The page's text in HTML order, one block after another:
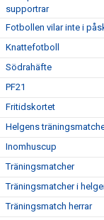
supportrar
Fotbollen vilar inte i
Knattefotboll
Södrahäfte
PF21
Fritidskortet
Helgens
Inomhuscup
Träningsmatcher
Träningsmatcher i
Träningsmatch herrar